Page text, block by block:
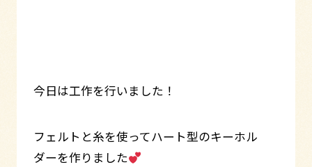
今日は工作を行いました！
フェルトと糸を使ってハート型のキーホル
ダーを作りました